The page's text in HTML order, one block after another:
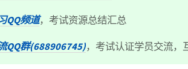
QQ频道，考试资源总结汇总
QQ群(688906745)，考试认证学员交流，